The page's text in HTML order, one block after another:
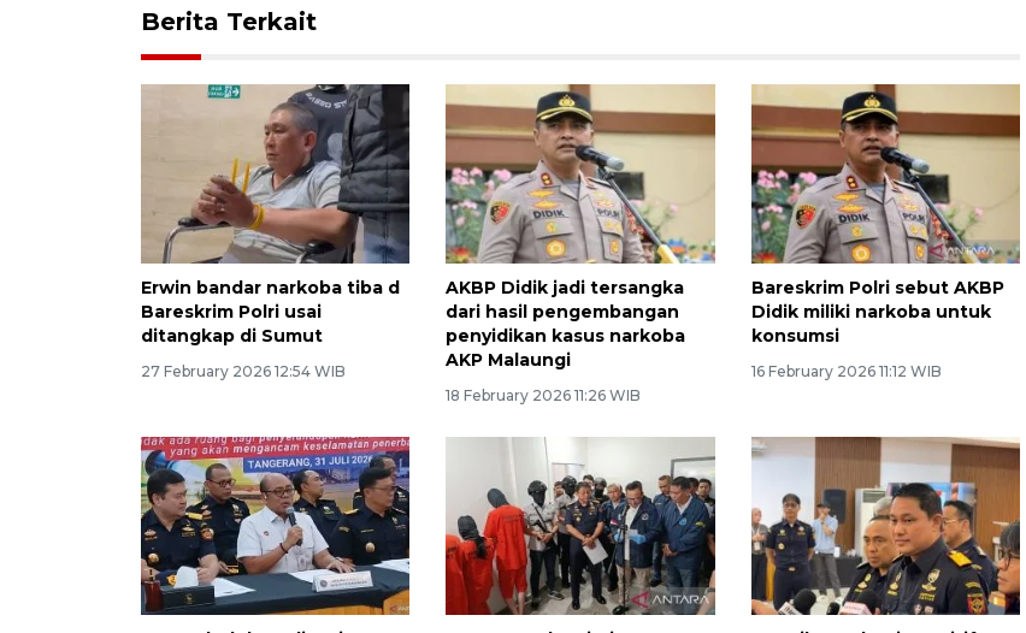
Berita Terkait
Erwin bandar narkoba tiba d
Bareskrim Polri usai
ditangkap di Sumut
27 February 2026 12:54 WIB
AKBP Didik jadi tersangka
dari hasil pengembangan
penyidikan kasus narkoba
AKP Malaungi
18 February 2026 11:26 WIB
Bareskrim Polri sebut AKBP
Didik miliki narkoba untuk
konsumsi
16 February 2026 11:12 WIB